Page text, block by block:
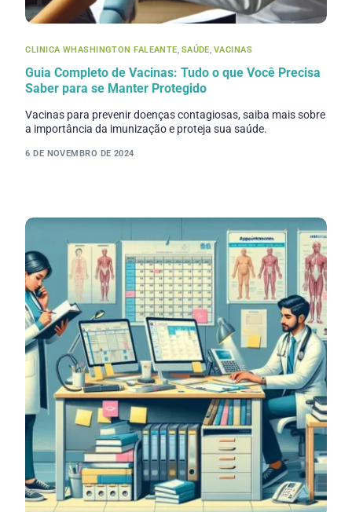
CLINICA WHASHINGTON FALEANTE, SAÚDE, VACINAS
Guia Completo de Vacinas: Tudo o que Você Precisa
Saber para se Manter Protegido
Vacinas para prevenir doenças contagiosas, saiba mais sobre
a importância da imunização e proteja sua saúde.
6 DE NOVEMBRO DE 2024